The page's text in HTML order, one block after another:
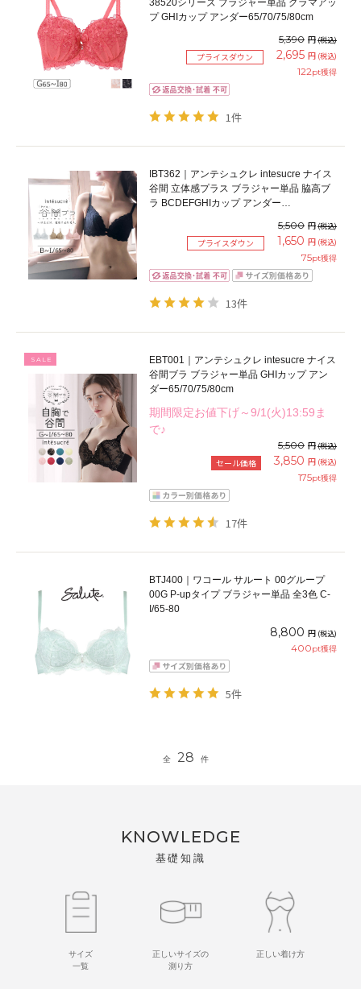
38520シリーズ ブラジャー単品 グラマアッ
プ GHIカップ アンダー65/70/75/80cm
5,390 円(税込)
プライスダウン 2,695 円 (税込)
122pt獲得
1件
IBT362｜アンテシュクレ intesucre ナイス
谷間 立体感プラス ブラジャー単品 脇高ブ
ラ BCDEFGHIカップ アンダー
5,500 円(税込)
プライスダウン 1,650 円 (税込)
75pt獲得
13件
SALE
EBT001｜アンテシュクレ intesucre ナイス
谷間ブラ ブラジャー単品 GHIカップ アン
ダー65/70/75/80cm
期間限定お値下げ～9/1(火)13:59ま
で♪
5,500 円(税込)
セール価格 3,850 円 (税込)
175pt獲得
17件
BTJ400｜ワコール サルート 00グループ
00G P-upタイプ ブラジャー単品 全3色 C-
I/65-80
8,800 円 (税込)
400pt獲得
5件
全 28 件
KNOWLEDGE
基礎知識
サイズ
一覧
正しいサイズの
測り方
正しい着け方